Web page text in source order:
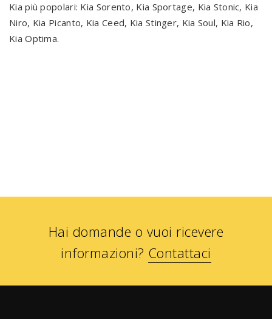
Kia più popolari: Kia Sorento, Kia Sportage, Kia Stonic, Kia
Niro, Kia Picanto, Kia Ceed, Kia Stinger, Kia Soul, Kia Rio,
Kia Optima.
Hai domande o vuoi ricevere
informazioni? Contattaci